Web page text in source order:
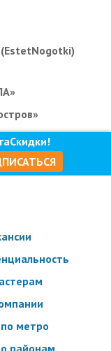
(EstetNogotki)
метро